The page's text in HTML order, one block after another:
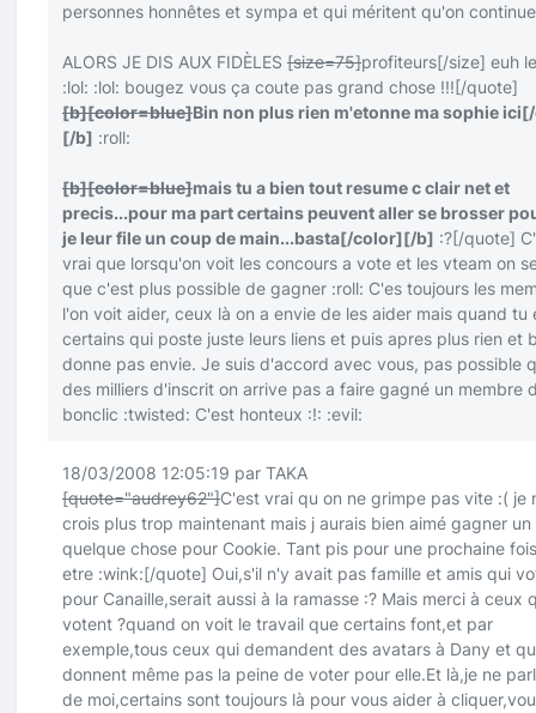
personnes honnêtes et sympa et qui méritent qu'on
ALORS JE DIS AUX FIDÈLES [size=75]profiteurs[/size] euh
:lol: :lol: bougez vous ça coute pas grand chose !!![/quote]
[b][color=blue]Bin non plus rien m'etonne ma sophie ici
[/b] :roll:
[b][color=blue]mais tu a bien tout resume c clair net et
precis...pour ma part certains peuvent aller se brosser
je leur file un coup de main...basta[/color][/b] :?[/quote]
vrai que lorsqu'on voit les concours a vote et les vteam on
que c'est plus possible de gagner :roll: C'es toujours les
l'on voit aider, ceux là on a envie de les aider mais quand tu
certains qui poste juste leurs liens et puis apres plus rien et
donne pas envie. Je suis d'accord avec vous, pas possible
des milliers d'inscrit on arrive pas a faire gagné un membre
bonclic :twisted: C'est honteux :!: :evil:
18/03/2008 12:05:19 par TAKA
[quote="audrey62"]C'est vrai qu on ne grimpe pas vite :( je
crois plus trop maintenant mais j aurais bien aimé gagner
quelque chose pour Cookie. Tant pis pour une prochaine
etre :wink:[/quote] Oui,s'il n'y avait pas famille et amis qui
pour Canaille,serait aussi à la ramasse :? Mais merci à ceux
votent ?quand on voit le travail que certains font,et par
exemple,tous ceux qui demandent des avatars à Dany et
donnent même pas la peine de voter pour elle.Et là,je ne
de moi,certains sont toujours là pour vous aider à